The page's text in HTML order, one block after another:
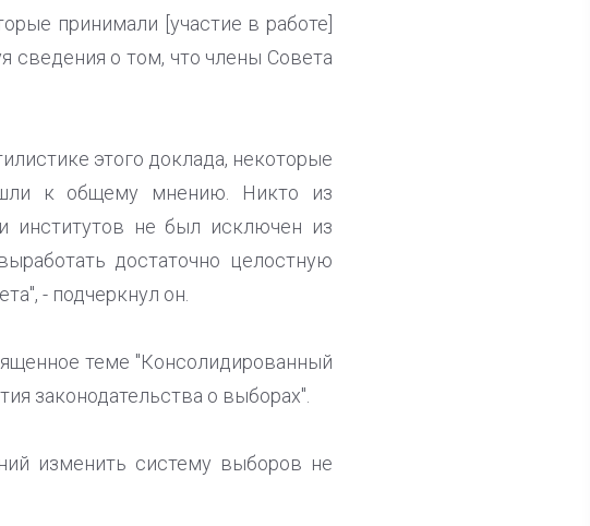
принимали [участие в работе]
сведения о том, что члены Совета
этого доклада, некоторые
к общему мнению. Никто из
институтов не был исключен из
достаточно целостную
- подчеркнул он.
теме "Консолидированный
законодательства о выборах".
изменить систему выборов не